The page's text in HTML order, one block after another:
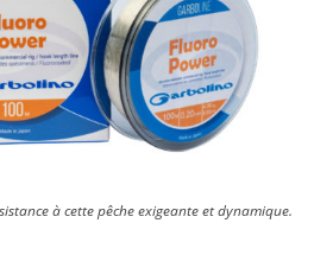
à cette pêche exigeante et dynamique.